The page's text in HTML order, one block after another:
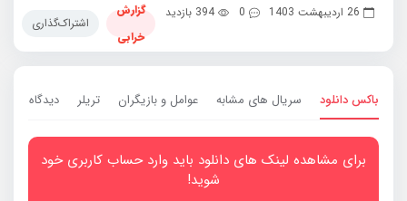
26 اردیبهشت 1403 0 394 بازدید
گزارش
خرابی
اشتراک‌گذاری
باکس دانلود سریال های مشابه عوامل و بازیگران تریلر دیدگاه ها
برای مشاهده لینک های دانلود باید وارد حساب کاربری خود
شوید!